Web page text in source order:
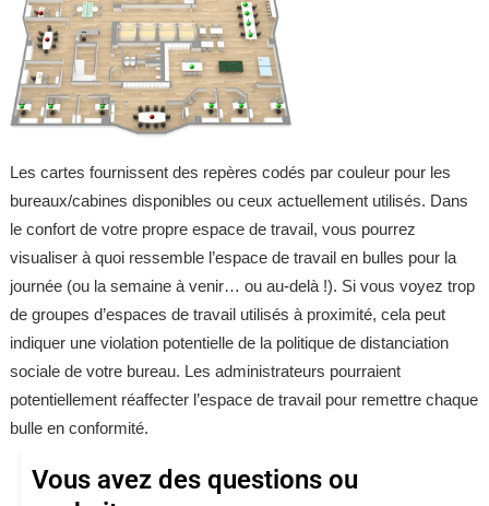
Les cartes fournissent des repères codés par couleur pour les
bureaux/cabines disponibles ou ceux actuellement utilisés. Dans
le confort de votre propre espace de travail, vous pourrez
visualiser à quoi ressemble l’espace de travail en bulles pour la
journée (ou la semaine à venir… ou au-delà !). Si vous voyez trop
de groupes d’espaces de travail utilisés à proximité, cela peut
indiquer une violation potentielle de la politique de distanciation
sociale de votre bureau. Les administrateurs pourraient
potentiellement réaffecter l’espace de travail pour remettre chaque
bulle en conformité.
Vous avez des questions ou